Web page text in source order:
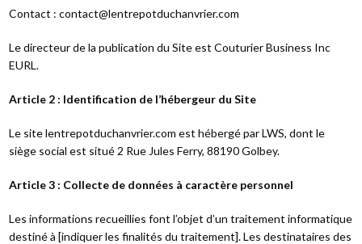
Contact : contact@lentrepotduchanvrier.com
Le directeur de la publication du Site est Couturier Business Inc
EURL.
Article 2 : Identification de l’hébergeur du Site
Le site lentrepotduchanvrier.com est hébergé par LWS, dont le
siège social est situé 2 Rue Jules Ferry, 88190 Golbey.
Article 3 : Collecte de données à caractère personnel
Les informations recueillies font l’objet d’un traitement informatique
destiné à [indiquer les finalités du traitement]. Les destinataires des